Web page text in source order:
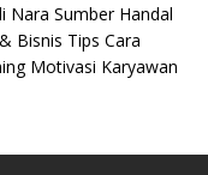
Nara Sumber Handal
Bisnis Tips Cara
Motivasi Karyawan